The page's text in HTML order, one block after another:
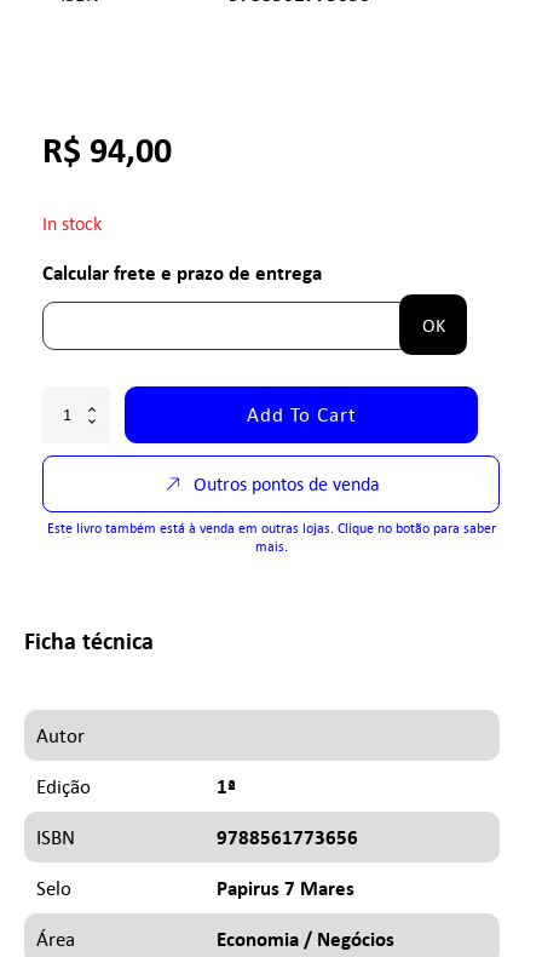
R$ 94,00
In stock
Calcular frete e prazo de entrega
OK
Add To Cart
Outros pontos de venda
Este livro também está à venda em outras lojas. Clique no botão para saber
mais.
Ficha técnica
Autor
Edição 1ª
ISBN 9788561773656
Selo Papirus 7 Mares
Área Economia / Negócios